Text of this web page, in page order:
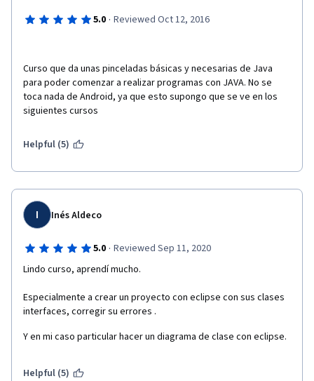
5.0 · Reviewed Oct 12, 2016
Curso que da unas pinceladas básicas y necesarias de Java
para poder comenzar a realizar programas con JAVA. No se
toca nada de Android, ya que esto supongo que se ve en los
siguientes cursos
Helpful (5)
I Inés Aldeco
5.0 · Reviewed Sep 11, 2020
Lindo curso, aprendí mucho.
Especialmente a crear un proyecto con eclipse con sus clases
interfaces, corregir su errores .
Y en mi caso particular hacer un diagrama de clase con eclipse.
Helpful (5)